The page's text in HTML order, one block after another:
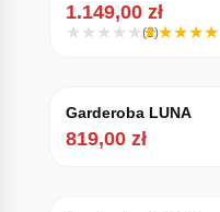
1.149,00 zł
(2)
Garderoba LUNA
819,00 zł